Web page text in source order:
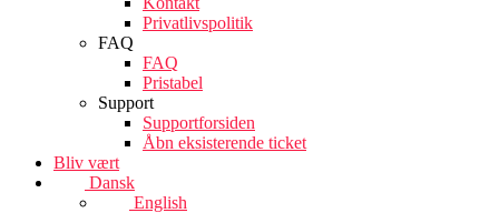
Privatlivspolitik
FAQ
FAQ
Pristabel
Support
Supportforsiden
Åbn eksisterende ticket
Bliv vært
Dansk
English